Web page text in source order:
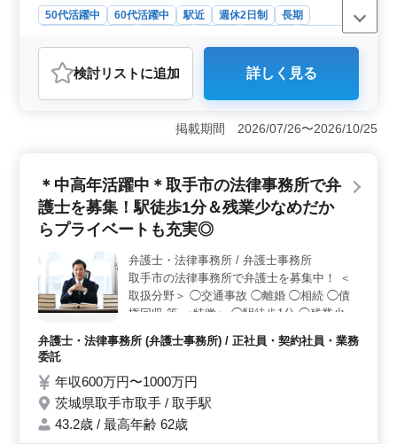
50代活躍中 60代活躍中 駅近 週休2日制
長期
業務委託
おすすめポイント
＜幅広い案件で経験を活かせる＞ この法律事務所で
は、相続問題や離婚問題、交通事故被害問題、労働問
題、借金問題など、一般民事事件を専門に扱っていま
ップが期待できます。 ＜働きやすい職場環境＞ 守
谷駅から徒歩圏内の駅近で通勤に便利な立地です。ま
た、週休2日制で残業も少なく、仕事とプライベートのバ
ランスを取りやすい環境が整っています。交通費が実費
支給されるため、通勤費用の負担が軽減されるのも魅力
です。 ＜経済的サポートが充実＞ この事務所で
は、弁護士登録費用を事務所が負担し、個人案件の受任
も可能なため、安定した収入を確保しながら働くことが
に安心して働ける職場環境です。
検討リスト に追加 詳しく見る
掲載期間 2026/07/26〜2026/10/25
＊中高年活躍中＊取手市の法律事務所で弁
護士を募集！駅徒歩1分＆残業少なめだか
らプライベートも充実◎
弁護士・法律事務所 / 弁護士事務所
取手市の法律事務所で弁護士を募集中！ ＜
取扱分野＞ ◯交通事故 ◯離婚 ◯相続 ◯債
権回収 等 ＜特徴＞ ◯駅徒歩1分 ◯残業少な
め ◯未経験分野でも積極的にサポート その
他ご質問等ございましたら、お気軽にご相談
弁護士・法律事務所 (弁護士事務所) / 正社員・契約社員・業務
委託
年収600万円〜1000万円
茨城県取手市取手 / 取手駅
43.2歳 / 最高年齢 62歳